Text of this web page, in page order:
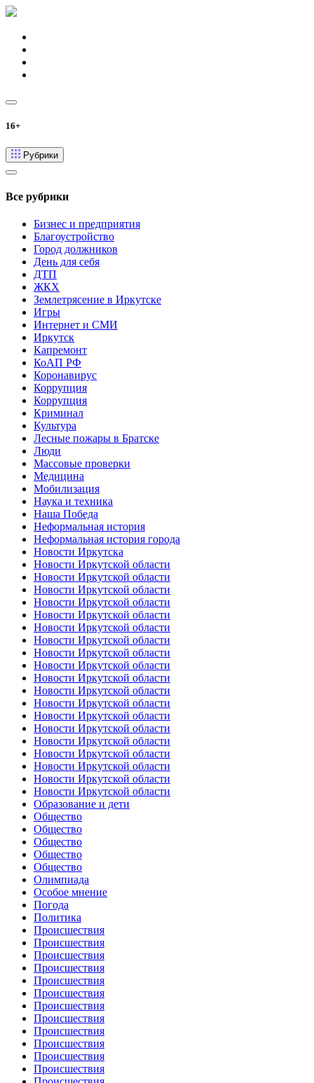
16+
Рубрики
Все рубрики
Бизнес и предприятия
Благоустройство
Город должников
День для себя
ДТП
ЖКХ
Землетрясение в Иркутске
Игры
Интернет и СМИ
Иркутск
Капремонт
КоАП РФ
Коронавирус
Коррупция
Коррупция
Криминал
Культура
Лесные пожары в Братске
Люди
Массовые проверки
Медицина
Мобилизация
Наука и техника
Наша Победа
Неформальная история
Неформальная история города
Новости Иркутска
Новости Иркутской области
Новости Иркутской области
Новости Иркутской области
Новости Иркутской области
Новости Иркутской области
Новости Иркутской области
Новости Иркутской области
Новости Иркутской области
Новости Иркутской области
Новости Иркутской области
Новости Иркутской области
Новости Иркутской области
Новости Иркутской области
Новости Иркутской области
Новости Иркутской области
Новости Иркутской области
Новости Иркутской области
Новости Иркутской области
Новости Иркутской области
Образование и дети
Общество
Общество
Общество
Общество
Общество
Олимпиада
Особое мнение
Погода
Политика
Происшествия
Происшествия
Происшествия
Происшествия
Происшествия
Происшествия
Происшествия
Происшествия
Происшествия
Происшествия
Происшествия
Происшествия